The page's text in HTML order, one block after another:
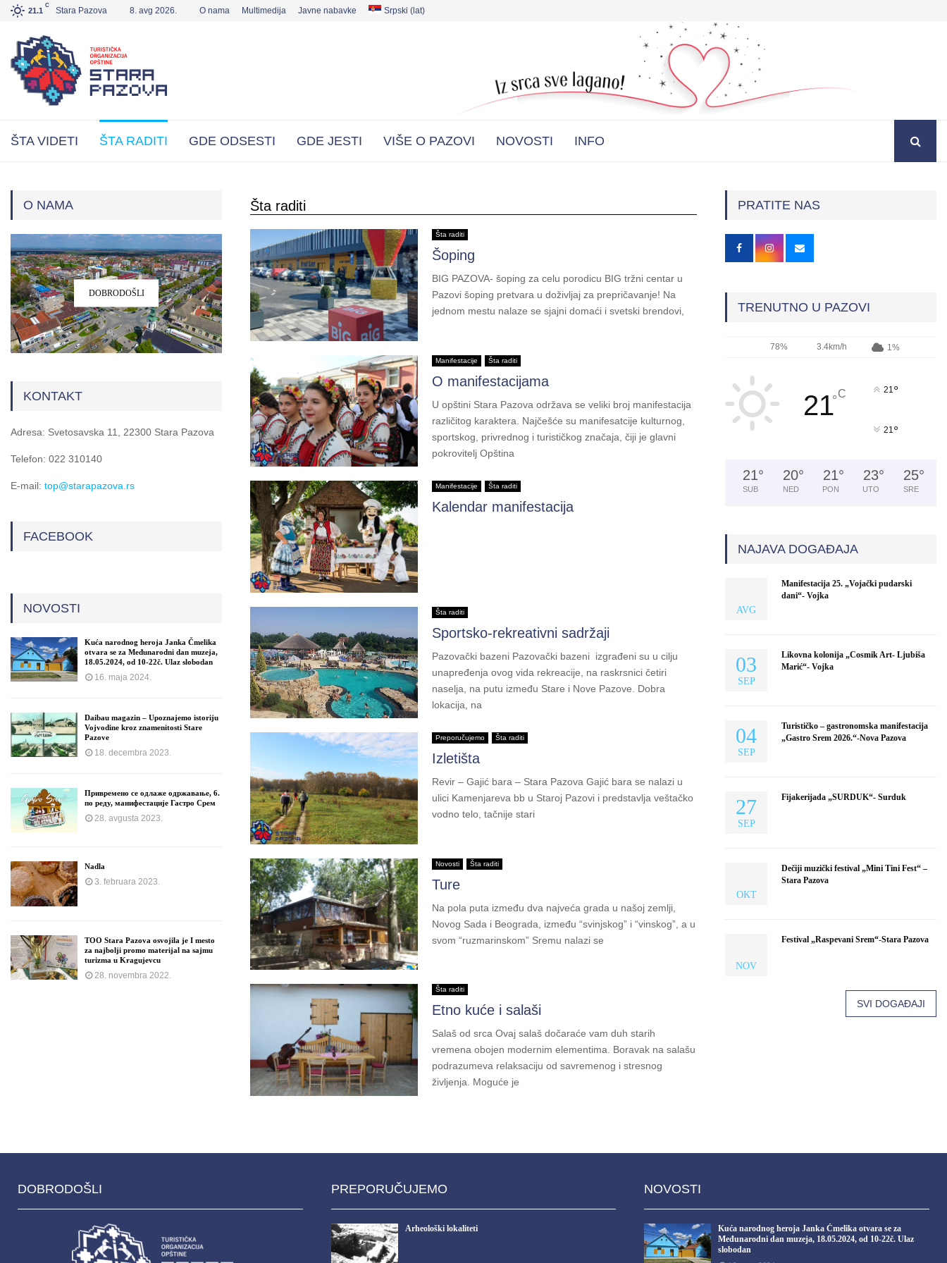
21.1
C
Stara Pazova 8. avg 2026. O nama Multimedija Javne nabavke Srpski (lat)
ŠTA VIDETI ŠTA RADITI GDE ODSESTI GDE JESTI VIŠE O PAZOVI NOVOSTI INFO
Šta raditi
Šta raditi
Šoping
BIG PAZOVA- šoping za celu porodicu BIG tržni centar u
Pazovi šoping pretvara u doživljaj za prepričavanje! Na
jednom mestu nalaze se sjajni domaći i svetski brendovi,
Manifestacije Šta raditi
O manifestacijama
U opštini Stara Pazova održava se veliki broj manifestacija
različitog karaktera. Najčešće su manifesatcije kulturnog,
sportskog, privrednog i turističkog značaja, čiji je glavni
pokrovitelj Opština
Manifestacije Šta raditi
Kalendar manifestacija
Šta raditi
Sportsko-rekreativni sadržaji
Pazovački bazeni Pazovački bazeni izgrađeni su u cilju
unapređenja ovog vida rekreacije, na raskrsnici četiri
naselja, na putu između Stare i Nove Pazove. Dobra
lokacija, na
Preporučujemo Šta raditi
Izletišta
Revir – Gajić bara – Stara Pazova Gajić bara se nalazi u
ulici Kamenjareva bb u Staroj Pazovi i predstavlja veštačko
vodno telo, tačnije stari
Novosti Šta raditi
Ture
Na pola puta između dva najveća grada u našoj zemlji,
Novog Sada i Beograda, između “svinjskog” i “vinskog”, a u
svom “ruzmarinskom” Sremu nalazi se
Šta raditi
Etno kuće i salaši
Salaš od srca Ovaj salaš dočaraće vam duh starih
vremena obojen modernim elementima. Boravak na salašu
podrazumeva relaksaciju od savremenog i stresnog
življenja. Moguće je
O NAMA
DOBRODOŠLI
KONTAKT
Adresa: Svetosavska 11, 22300 Stara Pazova
Telefon: 022 310140
E-mail: top@starapazova.rs
FACEBOOK
NOVOSTI
Kuća narodnog heroja Janka Čmelika
otvara se za Međunarodni dan muzeja,
18.05.2024, od 10-22č. Ulaz slobodan
16. maja 2024.
Daibau magazin – Upoznajemo istoriju
Vojvodine kroz znamenitosti Stare
Pazove
18. decembra 2023.
Привремено се одлаже одржавање, 6.
по реду, манифестације Гастро Срем
28. avgusta 2023.
Nadla
3. februara 2023.
TOO Stara Pazova osvojila je I mesto
za najbolji promo materijal na sajmu
turizma u Kragujevcu
28. novembra 2022.
PRATITE NAS
TRENUTNO U PAZOVI
78% 3.4km/h 1%
21°C 21°
21°
21°
SUB
20°
NED
21°
PON
23°
UTO
25°
SRE
NAJAVA DOGAĐAJA
AVG
Manifestacija 25. „Vojački pudarski
dani“- Vojka
03
SEP
Likovna kolonija „Cosmik Art- Ljubiša
Marić“- Vojka
04
SEP
Turističko – gastronomska manifestacija
„Gastro Srem 2026.“-Nova Pazova
27
SEP
Fijakerijada „SURDUK“- Surduk
OKT
Dečiji muzički festival „Mini Tini Fest“ –
Stara Pazova
NOV
Festival „Raspevani Srem“-Stara Pazova
SVI DOGAĐAJI
DOBRODOŠLI PREPORUČUJEMO
Arheološki lokaliteti
NOVOSTI
Kuća narodnog heroja Janka Čmelika otvara se za
Međunarodni dan muzeja, 18.05.2024, od 10-22č. Ulaz
slobodan